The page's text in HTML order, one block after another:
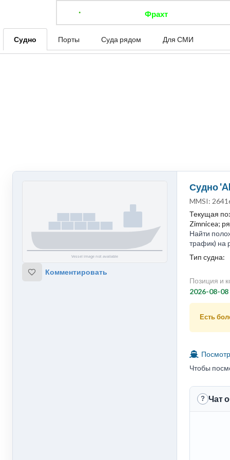
Фрахт
Судно Порты Суда рядом Для СМИ
Комментировать
Судно
MMSI:
Текущая
Zimnicea;
Найти
трафик) на
Тип судна:
Позиция и
2026-08-
Есть
Чтобы
? Чат